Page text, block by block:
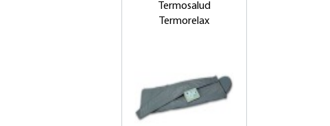
Termosalud
Termorelax